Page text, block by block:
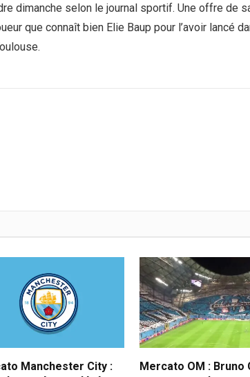
dimanche selon le journal sportif. Une offre de
que connaît bien Elie Baup pour l’avoir lancé
Manchester City :
Mercato OM : Bruno